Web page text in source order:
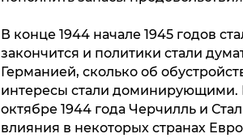
В конце 1944 начале 1945 годов
закончится и политики стали
Германией, сколько об
интересы стали доминирующими.
октябре 1944 года Черчилль и
влияния в некоторых странах